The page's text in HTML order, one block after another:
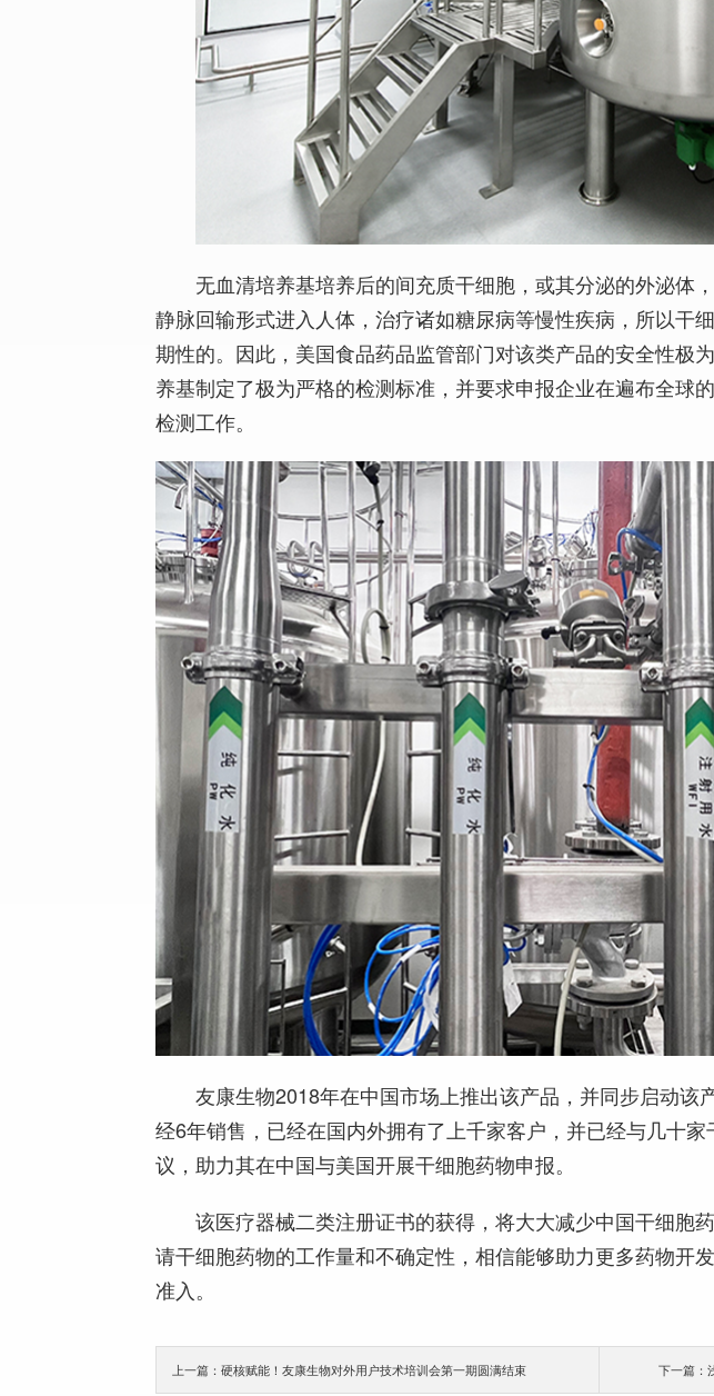
无血清培养基培养后的间充质干细胞，或其分泌的外泌体
静脉回输形式进入人体，治疗诸如糖尿病等慢性疾病，所以干
期性的。因此，美国食品药品监管部门对该类产品的安全性极
养基制定了极为严格的检测标准，并要求申报企业在遍布全球
检测工作。
友康生物2018年在中国市场上推出该产品，并同步启动该
经6年销售，已经在国内外拥有了上千家客户，并已经与几十
议，助力其在中国与美国开展干细胞药物申报。
该医疗器械二类注册证书的获得，将大大减少中国干细胞
请干细胞药物的工作量和不确定性，相信能够助力更多药物开
准入。
上一篇：硬核赋能！友康生物对外用户技术培训会第一期圆满结束 下一篇：